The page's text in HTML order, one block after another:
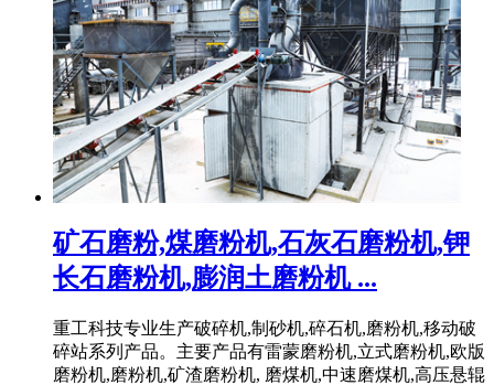
矿石磨粉,煤磨粉机,石灰石磨粉机,钾
长石磨粉机,膨润土磨粉机 ...
重工科技专业生产破碎机,制砂机,碎石机,磨粉机,移动破
碎站系列产品。主要产品有雷蒙磨粉机,立式磨粉机,欧版
磨粉机,磨粉机,矿渣磨粉机, 磨煤机,中速磨煤机,高压悬辊